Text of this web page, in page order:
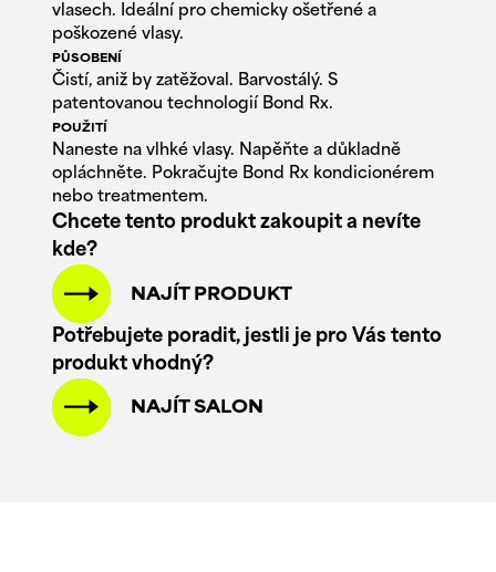
vlasech. Ideální pro chemicky ošetřené a
poškozené vlasy.
PŮSOBENÍ
Čistí, aniž by zatěžoval. Barvostálý. S
patentovanou technologií Bond Rx.
POUŽITÍ
Naneste na vlhké vlasy. Napěňte a důkladně
opláchněte. Pokračujte Bond Rx kondicionérem
nebo treatmentem.
Chcete tento produkt zakoupit a nevíte
kde?
NAJÍT PRODUKT
Potřebujete poradit, jestli je pro Vás tento
produkt vhodný?
NAJÍT SALON